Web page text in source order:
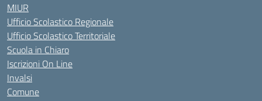
MIUR
Ufficio Scolastico Regionale
Ufficio Scolastico Territoriale
Scuola in Chiaro
Iscrizioni On Line
Invalsi
Comune